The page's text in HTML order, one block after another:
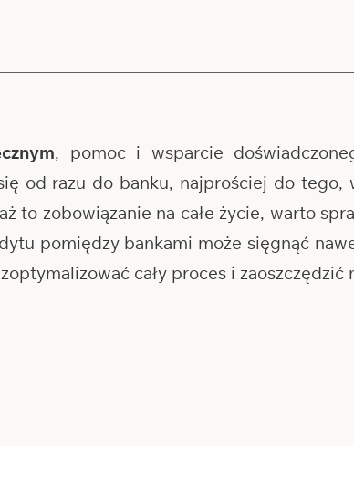
, pomoc i wsparcie
od razu do banku, najprościej do tego,
to zobowiązanie na całe życie, warto
pomiędzy bankami może sięgnąć
cały proces i zaoszczędzić